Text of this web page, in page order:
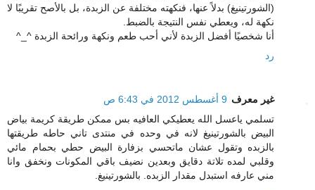
(الشورتينيغ) بدلاً عنها، فنكهته مختلفة عن الزبدة، بل بالأصح تقريبًا لا
نكهة له، ويعطي نفس النتيجة بالضبط.
أنا شخصيًا أفضل الزبدة لأني أحب طعم ونكهة ورائحة الزبدة ^_^
رد
غير معرف 9 أغسطس 2012 في 6:43 ص
تسلمي ياعسل الله يعطيكي العافيه بس ممكن طريقة كريمة بياض
البيض بالشورتينيغ لانه في وحده في منتدى تاني حاطه طريقتها
بالزبده وتقول عشان ماتحسي بزفارة البيض حطي بحمام مائي
وقلبي لمده تلاتة دقايق وبعدين نضيف باقي المكونات ونخفق وانا
مني عارفه استبدل مقدار الزبده. بالشورتينيغ.